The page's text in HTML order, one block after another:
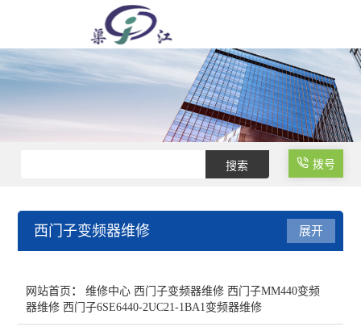
拨号
西门子变频器维修
西门子PLC维修
展开
网站首页 ： 维修中心 西门子变频器维修 西门子MM440变频
器维修 西门子6SE6440-2UC21-1BA1变频器维修